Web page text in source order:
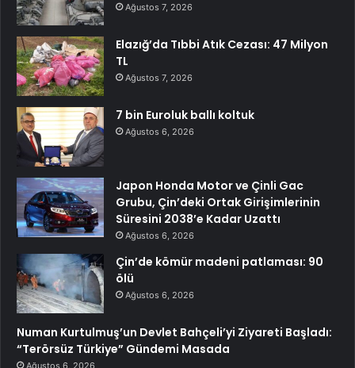
Ağustos 7, 2026
Elazığ’da Tıbbi Atık Cezası: 47 Milyon
TL
Ağustos 7, 2026
7 bin Euroluk ballı koltuk
Ağustos 6, 2026
Japon Honda Motor ve Çinli Gac
Grubu, Çin’deki Ortak Girişimlerinin
Süresini 2038’e Kadar Uzattı
Ağustos 6, 2026
Çin’de kömür madeni patlaması: 90
ölü
Ağustos 6, 2026
Numan Kurtulmuş’un Devlet Bahçeli’yi Ziyareti Başladı:
“Terörsüz Türkiye” Gündemi Masada
Ağustos 6, 2026